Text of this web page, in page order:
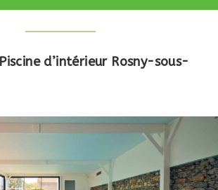
d’intérieur Rosny-sous-